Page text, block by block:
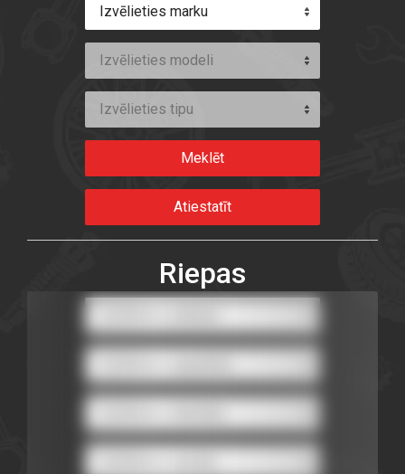
Izvēlieties marku
Izvēlieties modeli
Izvēlieties tipu
Riepas